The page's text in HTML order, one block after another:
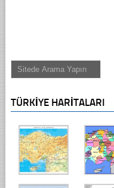
TÜRKIYE HARITALARI